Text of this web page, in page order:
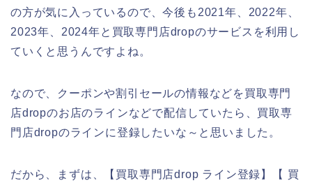
の方が気に入っているので、今後も2021年、2022年、
2023年、2024年と買取専門店dropのサービスを利用し
ていくと思うんですよね。
なので、クーポンや割引セールの情報などを買取専門
店dropのお店のラインなどで配信していたら、買取専
門店dropのラインに登録したいな～と思いました。
だから、まずは、【買取専門店drop ライン登録】【 買